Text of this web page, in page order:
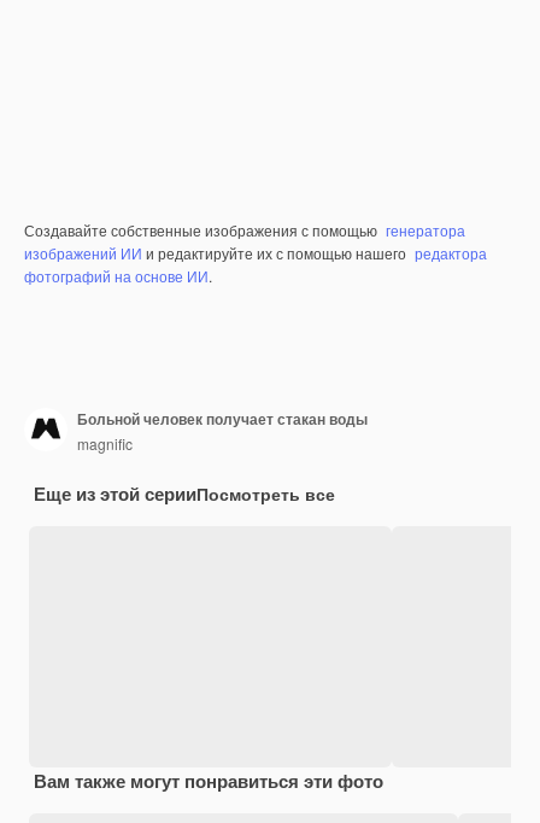
Создавайте собственные изображения с помощью генератора
изображений ИИ и редактируйте их с помощью нашего редактора
фотографий на основе ИИ.
Больной человек получает стакан воды
magnific
Еще из этой серииПосмотреть все
Вам также могут понравиться эти фото